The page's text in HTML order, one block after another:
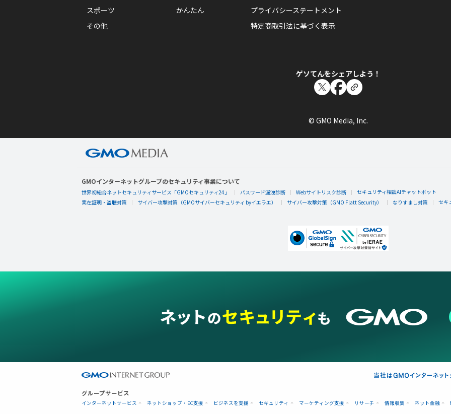
スポーツ
かんたん
その他
プライバシーステートメント
特定商取引法に基づく表示
ゲソてんをシェアしよう！
© GMO Media, Inc.
GMOインターネットグループのセキュリティ事業について
世界初総合ネットセキュリティサービス「GMOセキュリティ24」 パスワード漏洩診断 Webサイトリスク診断
セキュリティ相談AIチャットボット
実在証明・盗聴対策
サイバー攻撃対策（GMOサイバーセキュリティ byイエラエ） サイバー攻撃対策（GMO Flatt Security） なりすまし対策 セキ
グループサービス
インターネットサービス ネットショップ・EC支援 ビジネスを支援 セキュリティ マーケティング支援 リサーチ 情報収集 ネット金融